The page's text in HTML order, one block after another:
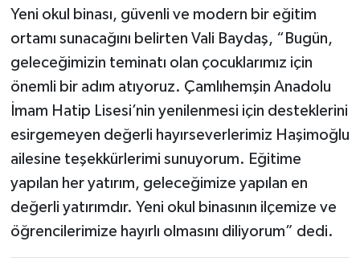
Yeni okul binası, güvenli ve modern bir eğitim
ortamı sunacağını belirten Vali Baydaş, “Bugün,
geleceğimizin teminatı olan çocuklarımız için
önemli bir adım atıyoruz. Çamlıhemşin Anadolu
İmam Hatip Lisesi’nin yenilenmesi için desteklerini
esirgemeyen değerli hayırseverlerimiz Haşimoğlu
ailesine teşekkürlerimi sunuyorum. Eğitime
yapılan her yatırım, geleceğimize yapılan en
değerli yatırımdır. Yeni okul binasının ilçemize ve
öğrencilerimize hayırlı olmasını diliyorum” dedi.